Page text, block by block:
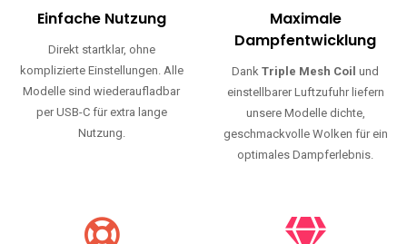
Einfache Nutzung
Direkt startklar, ohne
komplizierte Einstellungen. Alle
Modelle sind wiederaufladbar
per USB-C für extra lange
Nutzung.
Maximale
Dampfentwicklung
DankTriple Mesh Coil und
einstellbarer Luftzufuhr liefern
unsere Modelle dichte,
geschmackvolle Wolken für ein
optimales Dampferlebnis.